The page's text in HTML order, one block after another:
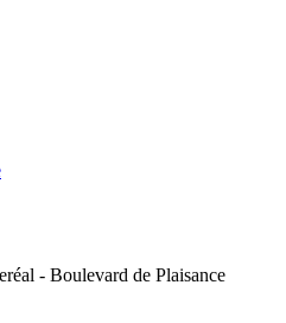
- Boulevard de Plaisance